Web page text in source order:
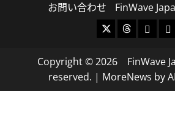
お問い合わせ
FinWave
X ThreadsBluesky
Copyright © 2026 FinWave
reserved. | MoreNews by